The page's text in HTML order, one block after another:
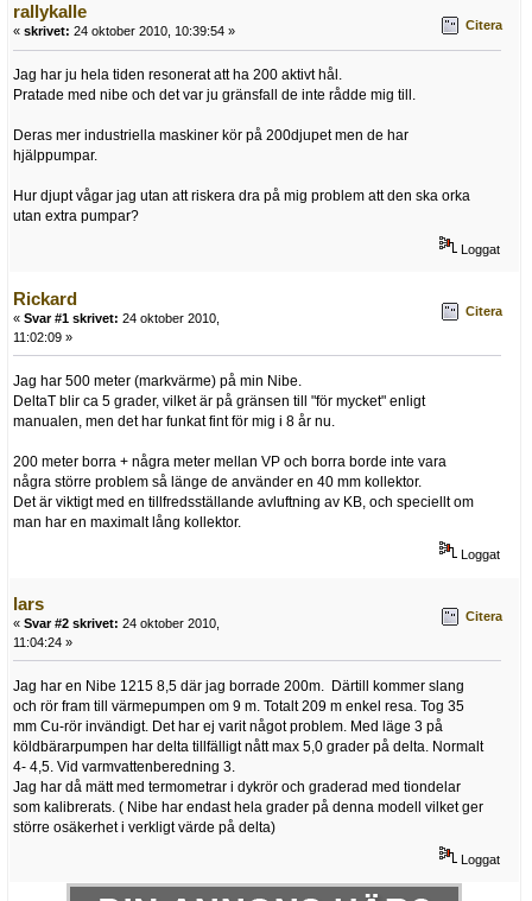
rallykalle
« skrivet: 24 oktober 2010, 10:39:54 » Citera
Jag har ju hela tiden resonerat att ha 200 aktivt hål.
Pratade med nibe och det var ju gränsfall de inte rådde mig till.
Deras mer industriella maskiner kör på 200djupet men de har
hjälppumpar.
Hur djupt vågar jag utan att riskera dra på mig problem att den ska orka
utan extra pumpar?
Loggat
Rickard
« Svar #1 skrivet: 24 oktober 2010,
11:02:09 »
Citera
Jag har 500 meter (markvärme) på min Nibe.
DeltaT blir ca 5 grader, vilket är på gränsen till "för mycket" enligt
manualen, men det har funkat fint för mig i 8 år nu.
200 meter borra + några meter mellan VP och borra borde inte vara
några större problem så länge de använder en 40 mm kollektor.
Det är viktigt med en tillfredsställande avluftning av KB, och speciellt om
man har en maximalt lång kollektor.
Loggat
lars
« Svar #2 skrivet: 24 oktober 2010,
11:04:24 »
Citera
Jag har en Nibe 1215 8,5 där jag borrade 200m. Därtill kommer slang
och rör fram till värmepumpen om 9 m. Totalt 209 m enkel resa. Tog 35
mm Cu-rör invändigt. Det har ej varit något problem. Med läge 3 på
köldbärarpumpen har delta tillfälligt nått max 5,0 grader på delta. Normalt
4- 4,5. Vid varmvattenberedning 3.
Jag har då mätt med termometrar i dykrör och graderad med tiondelar
som kalibrerats. ( Nibe har endast hela grader på denna modell vilket ger
större osäkerhet i verkligt värde på delta)
Loggat